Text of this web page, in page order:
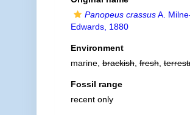
Panopeus crassusA.
Edwards, 1880
Environment
marine,brackish,fresh,
Fossil range
recent only